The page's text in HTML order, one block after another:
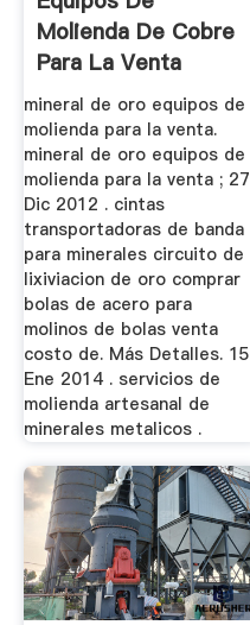
Molienda De Cobre
Para La Venta
mineral de oro equipos de
molienda para la venta.
mineral de oro equipos de
molienda para la venta ; 27
Dic 2012 . cintas
transportadoras de banda
para minerales circuito de
lixiviacion de oro comprar
bolas de acero para
molinos de bolas venta
costo de. Más Detalles. 15
Ene 2014 . servicios de
molienda artesanal de
minerales metalicos .